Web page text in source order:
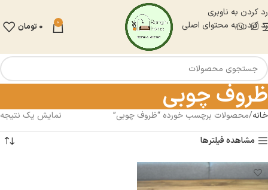
رد کردن به ناوبری
رد کردن به محتوای اصلی
0
0 تومان
ظروف چوبی
خانه محصولات برچسب خورده “ظروف چوبی”
نمایش یک نتیجه
مشاهده فیلترها